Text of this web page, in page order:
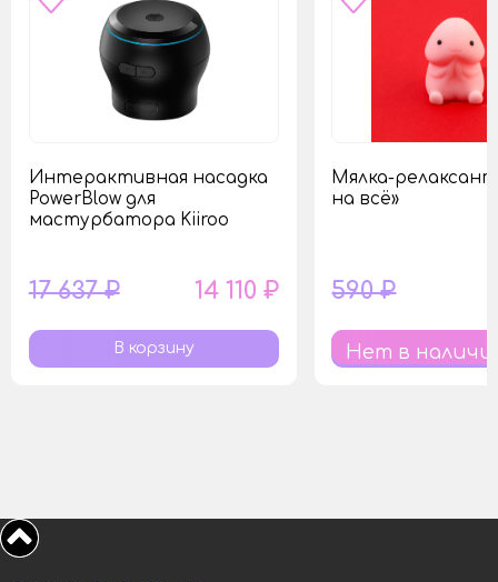
Интерактивная насадка
PowerBlow для
мастурбатора Kiiroo
17 637 ₽ 14 110 ₽
Мялка-
на всё»
590 ₽
Нет в